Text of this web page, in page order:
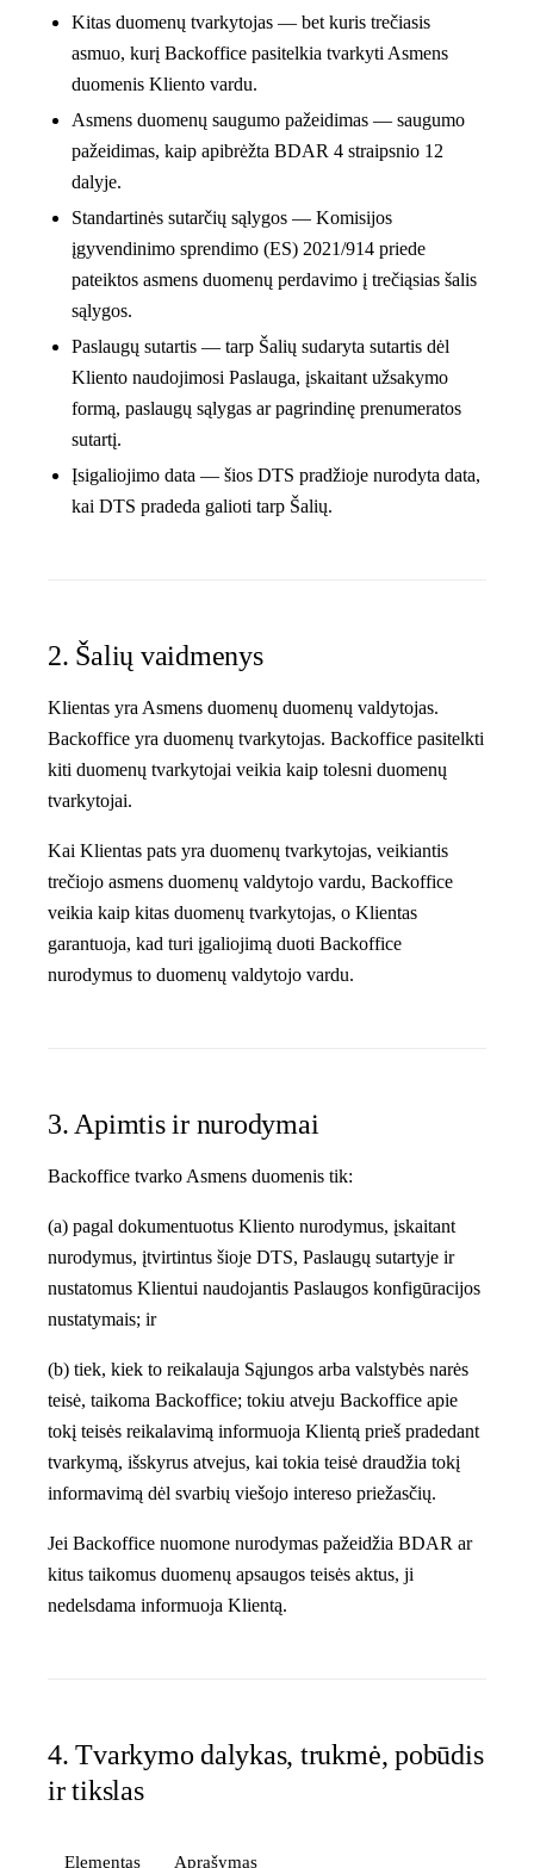
Kitas duomenų tvarkytojas — bet kuris trečiasis
asmuo, kurį Backoffice pasitelkia tvarkyti Asmens
duomenis Kliento vardu.
Asmens duomenų saugumo pažeidimas — saugumo
pažeidimas, kaip apibrėžta BDAR 4 straipsnio 12
dalyje.
Standartinės sutarčių sąlygos — Komisijos
įgyvendinimo sprendimo (ES) 2021/914 priede
pateiktos asmens duomenų perdavimo į trečiąsias šalis
sąlygos.
Paslaugų sutartis — tarp Šalių sudaryta sutartis dėl
Kliento naudojimosi Paslauga, įskaitant užsakymo
formą, paslaugų sąlygas ar pagrindinę prenumeratos
sutartį.
Įsigaliojimo data — šios DTS pradžioje nurodyta data,
kai DTS pradeda galioti tarp Šalių.
2. Šalių vaidmenys
Klientas yra Asmens duomenų duomenų valdytojas.
Backoffice yra duomenų tvarkytojas. Backoffice pasitelkti
kiti duomenų tvarkytojai veikia kaip tolesni duomenų
tvarkytojai.
Kai Klientas pats yra duomenų tvarkytojas, veikiantis
trečiojo asmens duomenų valdytojo vardu, Backoffice
veikia kaip kitas duomenų tvarkytojas, o Klientas
garantuoja, kad turi įgaliojimą duoti Backoffice
nurodymus to duomenų valdytojo vardu.
3. Apimtis ir nurodymai
Backoffice tvarko Asmens duomenis tik:
(a) pagal dokumentuotus Kliento nurodymus, įskaitant
nurodymus, įtvirtintus šioje DTS, Paslaugų sutartyje ir
nustatomus Klientui naudojantis Paslaugos konfigūracijos
nustatymais; ir
(b) tiek, kiek to reikalauja Sąjungos arba valstybės narės
teisė, taikoma Backoffice; tokiu atveju Backoffice apie
tokį teisės reikalavimą informuoja Klientą prieš pradedant
tvarkymą, išskyrus atvejus, kai tokia teisė draudžia tokį
informavimą dėl svarbių viešojo intereso priežasčių.
Jei Backoffice nuomone nurodymas pažeidžia BDAR ar
kitus taikomus duomenų apsaugos teisės aktus, ji
nedelsdama informuoja Klientą.
4. Tvarkymo dalykas, trukmė, pobūdis
ir tikslas
Elementas Aprašymas